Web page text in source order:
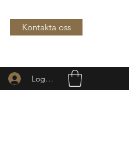
Kontakta oss
Logga in